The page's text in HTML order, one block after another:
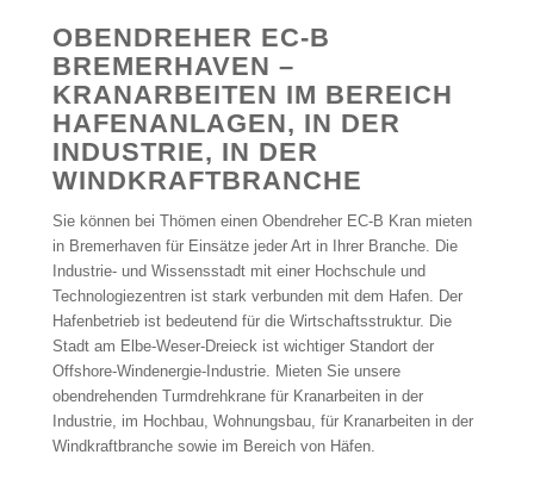
OBENDREHER EC-B
BREMERHAVEN –
KRANARBEITEN IM BEREICH
HAFENANLAGEN, IN DER
INDUSTRIE, IN DER
WINDKRAFTBRANCHE
Sie können bei Thömen einen Obendreher EC-B Kran mieten
in Bremerhaven für Einsätze jeder Art in Ihrer Branche. Die
Industrie- und Wissensstadt mit einer Hochschule und
Technologiezentren ist stark verbunden mit dem Hafen. Der
Hafenbetrieb ist bedeutend für die Wirtschaftsstruktur. Die
Stadt am Elbe-Weser-Dreieck ist wichtiger Standort der
Offshore-Windenergie-Industrie. Mieten Sie unsere
obendrehenden Turmdrehkrane für Kranarbeiten in der
Industrie, im Hochbau, Wohnungsbau, für Kranarbeiten in der
Windkraftbranche sowie im Bereich von Häfen.